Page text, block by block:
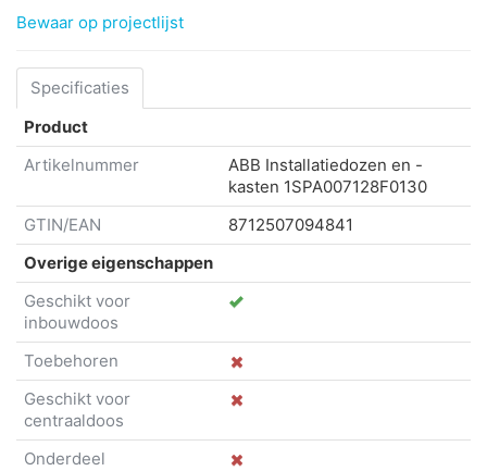
Bewaar op projectlijst
Specificaties
Product
Artikelnummer
ABB Installatiedozen en -
kasten 1SPA007128F0130
GTIN/EAN
8712507094841
Overige eigenschappen
Geschikt voor
inbouwdoos
Toebehoren
Geschikt voor
centraaldoos
Onderdeel